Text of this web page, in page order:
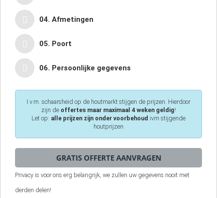
04. Afmetingen
05. Poort
06. Persoonlijke gegevens
I.v.m. schaarsheid op de houtmarkt stijgen de prijzen. Hierdoor
zijn de offertes maar maximaal 4 weken geldig!
Let op: alle prijzen zijn onder voorbehoud ivm stijgende
houtprijzen
Privacy is voor ons erg belangrijk, we zullen uw gegevens nooit met
derden delen!